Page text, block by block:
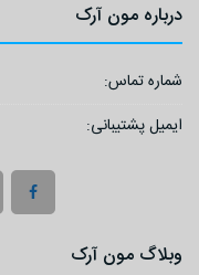
درباره مون آرک
شماره تماس:
ایمیل پشتیبانی:
وبلاگ مون آرک